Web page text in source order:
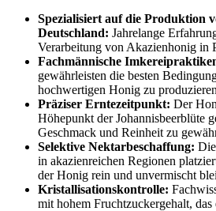
Spezialisiert auf die Produktion
Deutschland: Jahrelange
Verarbeitung von Akazienhonig in
Fachmännische
gewährleisten die besten
hochwertigen Honig zu
Präziser Erntezeitpunkt: Der
Höhepunkt der Johannisbeerblüte
Geschmack und Reinheit zu
Selektive Nektarbeschaffung:
in akazienreichen Regionen
der Honig rein und unvermischt
Kristallisationskontrolle:
mit hohem Fruchtzuckergehalt, das